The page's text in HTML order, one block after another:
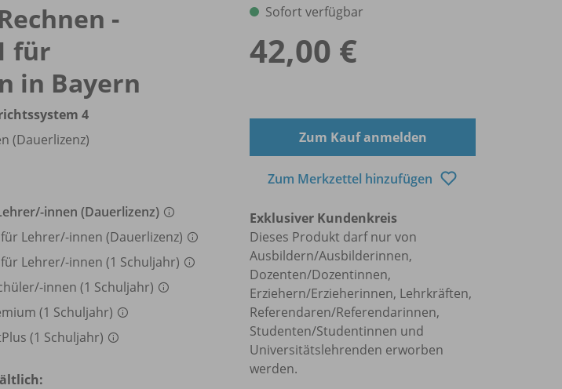
-
für
in Bayern
4
(Dauerlizenz)
-innen (Dauerlizenz)
für Lehrer/-innen (Dauerlizenz)
für Lehrer/-innen (1 Schuljahr)
-innen (1 Schuljahr)
(1 Schuljahr)
(1 Schuljahr)
Sofort verfügbar
42,00 €
Zum Kauf anmelden
Zum Merkzettel hinzufügen
Exklusiver Kundenkreis
Dieses Produkt darf nur von
Ausbildern/Ausbilderinnen,
Dozenten/Dozentinnen,
Erziehern/Erzieherinnen, Lehrkräften,
Referendaren/Referendarinnen,
Studenten/Studentinnen und
Universitätslehrenden erworben
werden.